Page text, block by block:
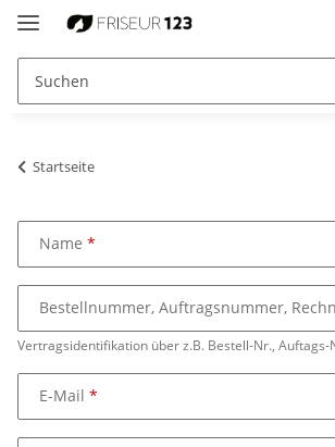
Startseite
Name
Vertragsidentifikation über z.B. Bestell-Nr., Auftags-
E-Mail